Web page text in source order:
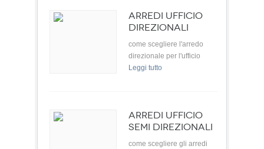
ARREDI UFFICIO
DIREZIONALI
come scegliere l'arredo
direzionale per l'ufficio
Leggi tutto
ARREDI UFFICIO
SEMI DIREZIONALI
come scegliere gli arredi